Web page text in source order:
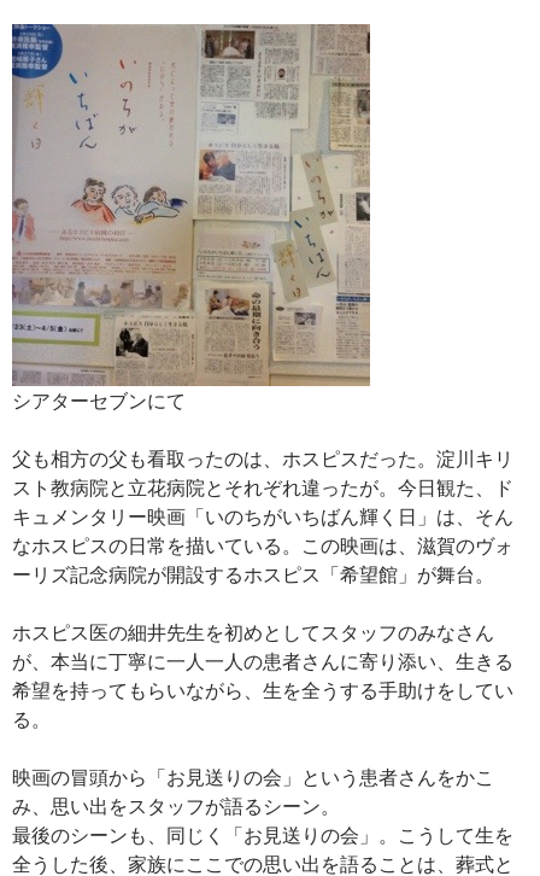
シアターセブンにて
父も相方の父も看取ったのは、ホスピスだった。淀川キリ
スト教病院と立花病院とそれぞれ違ったが。今日観た、ド
キュメンタリー映画「いのちがいちばん輝く日」は、そん
なホスピスの日常を描いている。この映画は、滋賀のヴォ
ーリズ記念病院が開設するホスピス「希望館」が舞台。
ホスピス医の細井先生を初めとしてスタッフのみなさん
が、本当に丁寧に一人一人の患者さんに寄り添い、生きる
希望を持ってもらいながら、生を全うする手助けをしてい
る。
映画の冒頭から「お見送りの会」という患者さんをかこ
み、思い出をスタッフが語るシーン。
最後のシーンも、同じく「お見送りの会」。こうして生を
全うした後、家族にここでの思い出を語ることは、葬式と